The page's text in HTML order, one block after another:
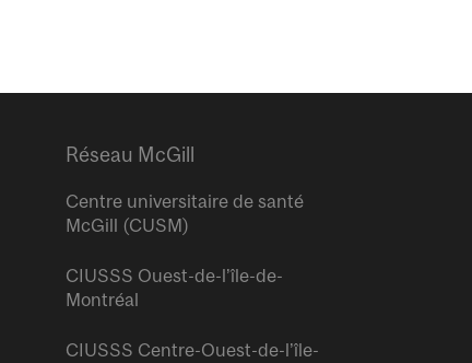
Réseau McGill
Centre universitaire de santé
McGill (CUSM)
CIUSSS Ouest-de-l’île-de-
Montréal
CIUSSS Centre-Ouest-de-l’île-